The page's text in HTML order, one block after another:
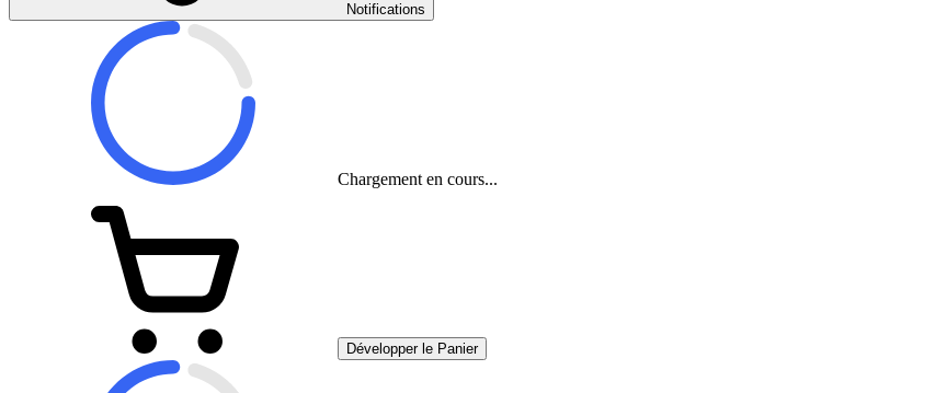
Notifications
Chargement en cours...
Développer le Panier